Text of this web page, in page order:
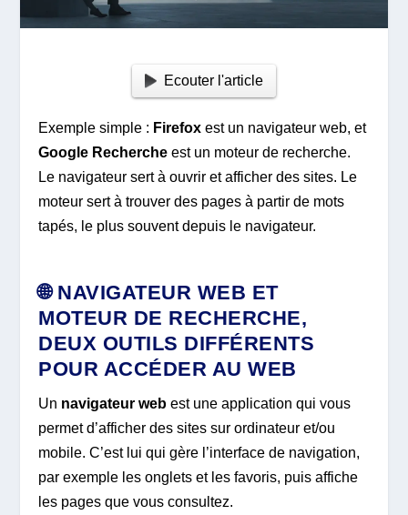
Ecouter l'article
Exemple simple : Firefox est un navigateur web, et
Google Recherche est un moteur de recherche.
Le navigateur sert à ouvrir et afficher des sites. Le
moteur sert à trouver des pages à partir de mots
tapés, le plus souvent depuis le navigateur.
🌐 NAVIGATEUR WEB ET
MOTEUR DE RECHERCHE,
DEUX OUTILS DIFFÉRENTS
POUR ACCÉDER AU WEB
Un navigateur web est une application qui vous
permet d’afficher des sites sur ordinateur et/ou
mobile. C’est lui qui gère l’interface de navigation,
par exemple les onglets et les favoris, puis affiche
les pages que vous consultez.